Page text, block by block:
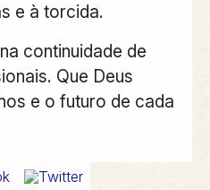
e à torcida.
continuidade de
Que Deus
e o futuro de cada